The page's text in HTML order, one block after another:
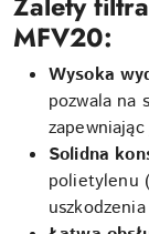
MFV20:
Wysoka
pozwala na
Solidna
polietylenu